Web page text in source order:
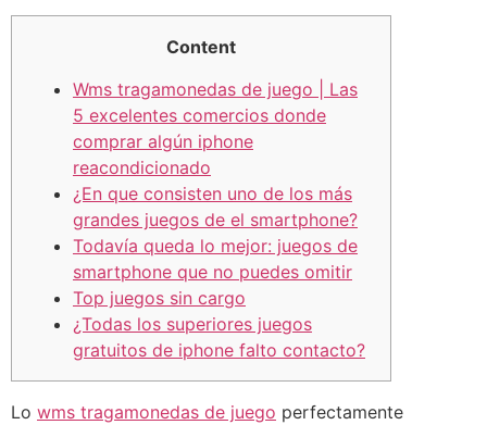
Content
Wms tragamonedas de juego | Las
5 excelentes comercios donde
comprar algún iphone
reacondicionado
¿En que consisten uno de los más
grandes juegos de el smartphone?
Todavía queda lo mejor: juegos de
smartphone que no puedes omitir
Top juegos sin cargo
¿Todas los superiores juegos
gratuitos de iphone falto contacto?
Lo wms tragamonedas de juego perfectamente